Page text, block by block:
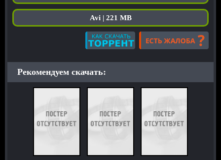
Avi | 221 MB
Рекомендуем скачать: